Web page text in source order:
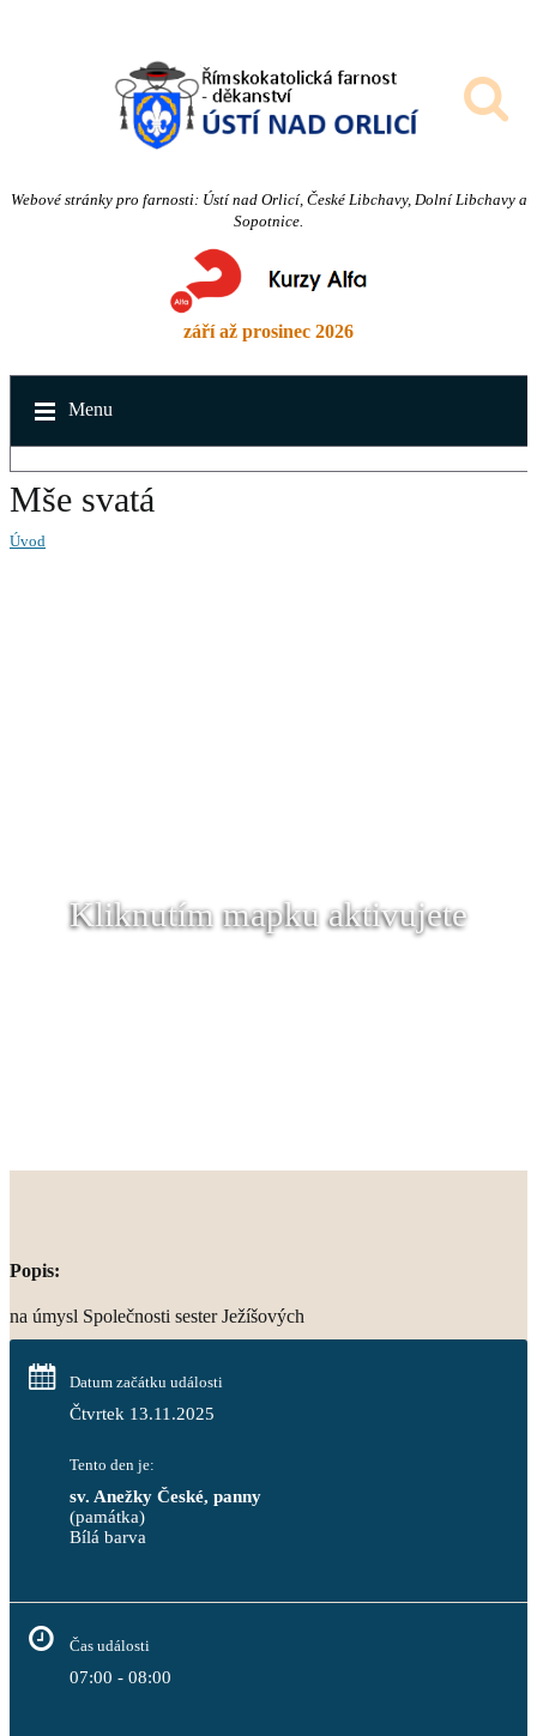
Webové stránky pro farnosti: Ústí nad Orlicí, České Libchavy, Dolní Libchavy a
Sopotnice.
září až prosinec 2026
Menu
Mše svatá
Úvod
Kliknutím mapku aktivujete
Popis:
na úmysl Společnosti sester Ježíšových
Datum začátku události
Čtvrtek 13.11.2025
Tento den je:
sv. Anežky České, panny
(památka)
Bílá barva
Čas události
07:00 - 08:00